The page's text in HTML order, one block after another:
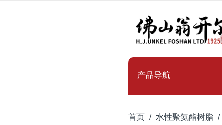
产品导航
首页 水性聚氨酯树脂